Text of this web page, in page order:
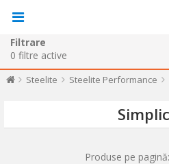
Filtrare
0 filtre active
Steelite Steelite Performance
Produse pe pagină: